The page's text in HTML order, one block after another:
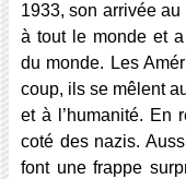
1933, son arrivée
à tout le monde et
du monde. Les
coup, ils se mêlent
et à l’humanité. En
coté des nazis.
font une frappe